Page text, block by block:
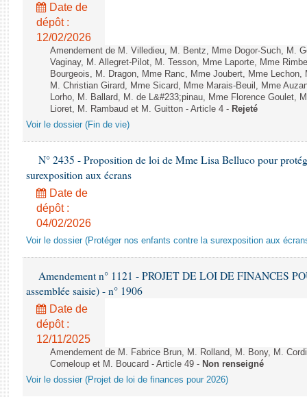
Date de
dépôt :
12/02/2026
Amendement de M. Villedieu, M. Bentz, Mme Dogor-Such, M.
Vaginay, M. Allegret-Pilot, M. Tesson, Mme Laporte, Mme
Bourgeois, M. Dragon, Mme Ranc, Mme Joubert, Mme
M. Christian Girard, Mme Sicard, Mme Marais-Beuil, Mme
Lorho, M. Ballard, M. de L&#233;pinau, Mme Florence Goulet,
Lioret, M. Rambaud et M. Guitton - Article 4 - Rejeté
Voir le dossier (Fin de vie)
N° 2435 - Proposition de loi de Mme Lisa Belluco pour
surexposition aux écrans
Date de
dépôt :
04/02/2026
Voir le dossier (Protéger nos enfants contre la surexposition aux
Amendement n° 1121 - PROJET DE LOI DE FINANCES
assemblée saisie) - n° 1906
Date de
dépôt :
12/11/2025
Amendement de M. Fabrice Brun, M. Rolland, M. Bony, M.
Corneloup et M. Boucard - Article 49 - Non renseigné
Voir le dossier (Projet de loi de finances pour 2026)